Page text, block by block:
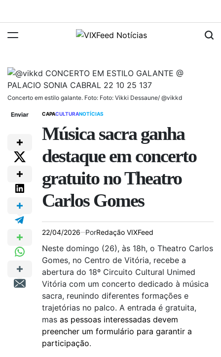
Concerto em estilo galante. Foto: Foto: Vikki Dessaune/ @vikkd
Enviar CAPACULTURANOTÍCIAS
Música sacra ganha
destaque em concerto
gratuito no Theatro
Carlos Gomes
22/04/2026 PorRedação VIXFeed
Neste domingo (26), às 18h, o Theatro Carlos
Gomes, no Centro de Vitória, recebe a
abertura do 18º Circuito Cultural Unimed
Vitória com um concerto dedicado à música
sacra, reunindo diferentes formações e
trajetórias no palco. A entrada é gratuita,
mas as pessoas interessadas devem
preencher um formulário para garantir a
participação.